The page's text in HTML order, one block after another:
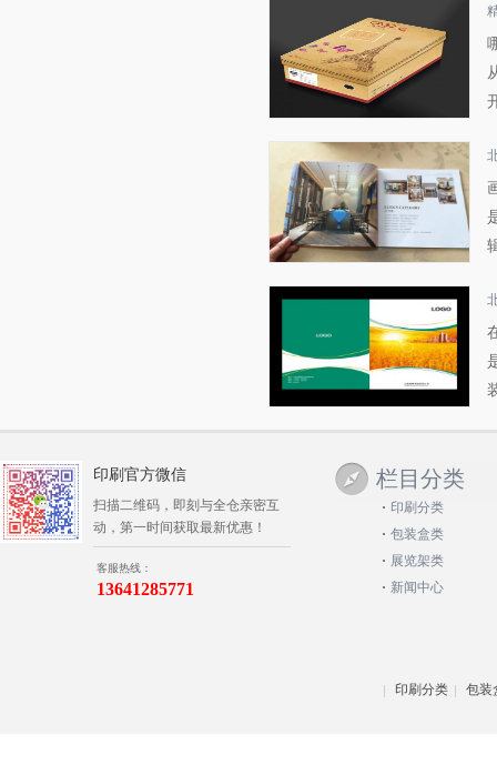
栏目分类
印刷分类
包装盒类
展览架类
新闻中心
印刷官方微信
扫描二维码，即刻与全仓亲密互
动，第一时间获取最新优惠！
客服热线：
13641285771
印刷分类 包装